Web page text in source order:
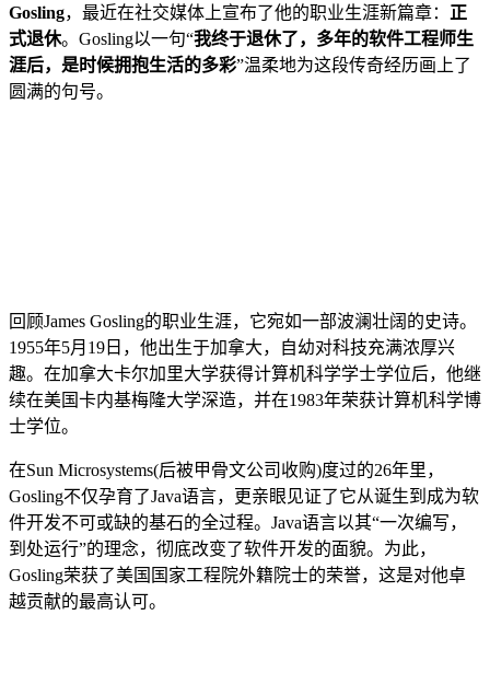
Gosling，最近在社交媒体上宣布了他的职业生涯新篇章： 正
式退休。Gosling以一句“我终于退休了，多年的软件工程师生
涯后，是时候拥抱生活的多彩”温柔地为这段传奇经历画上了
圆满的句号。
回顾James Gosling的职业生涯，它宛如一部波澜壮阔的史诗。
1955年5月19日，他出生于加拿大，自幼对科技充满浓厚兴
趣。在加拿大卡尔加里大学获得计算机科学学士学位后，他继
续在美国卡内基梅隆大学深造，并在1983年荣获计算机科学博
士学位。
在Sun Microsystems(后被甲骨文公司收购)度过的26年里，
Gosling不仅孕育了Java语言，更亲眼见证了它从诞生到成为软
件开发不可或缺的基石的全过程。Java语言以其“一次编写，
到处运行”的理念，彻底改变了软件开发的面貌。为此，
Gosling荣获了美国国家工程院外籍院士的荣誉，这是对他卓
越贡献的最高认可。